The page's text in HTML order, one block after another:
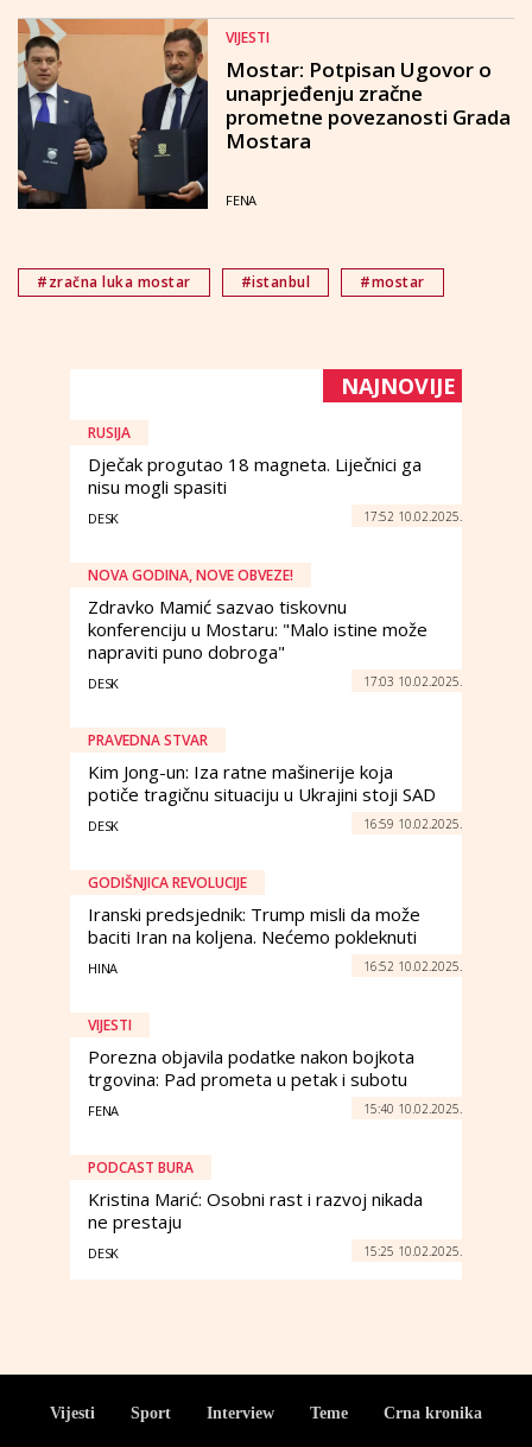
VIJESTI
Mostar: Potpisan Ugovor o
unaprjeđenju zračne
prometne povezanosti Grada
Mostara
FENA
#zračna luka mostar #istanbul #mostar
NAJNOVIJE
RUSIJA
Dječak progutao 18 magneta. Liječnici ga
nisu mogli spasiti
DESK 17:52 10.02.2025.
NOVA GODINA, NOVE OBVEZE!
Zdravko Mamić sazvao tiskovnu
konferenciju u Mostaru: "Malo istine može
napraviti puno dobroga"
DESK 17:03 10.02.2025.
PRAVEDNA STVAR
Kim Jong-un: Iza ratne mašinerije koja
potiče tragičnu situaciju u Ukrajini stoji SAD
DESK 16:59 10.02.2025.
GODIŠNJICA REVOLUCIJE
Iranski predsjednik: Trump misli da može
baciti Iran na koljena. Nećemo pokleknuti
HINA 16:52 10.02.2025.
VIJESTI
Porezna objavila podatke nakon bojkota
trgovina: Pad prometa u petak i subotu
FENA 15:40 10.02.2025.
PODCAST BURA
Kristina Marić: Osobni rast i razvoj nikada
ne prestaju
DESK 15:25 10.02.2025.
Vijesti Sport Interview Teme Crna kronika